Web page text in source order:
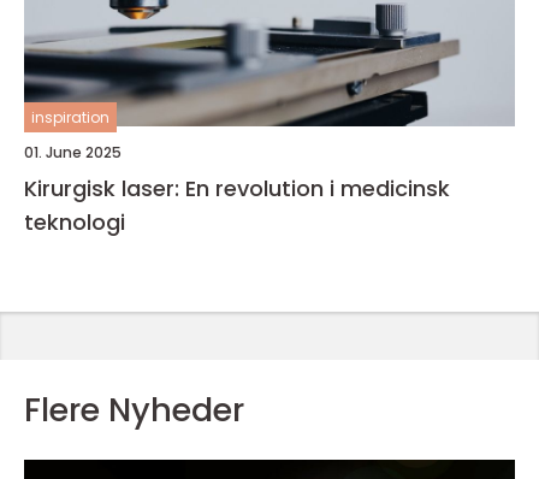
inspiration
01. June 2025
Kirurgisk laser: En revolution i medicinsk
teknologi
Flere Nyheder